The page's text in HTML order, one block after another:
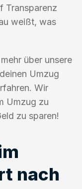
Transparenz
weißt, was
über unsere
Umzug
Wir
Umzug zu
zu sparen!
nach